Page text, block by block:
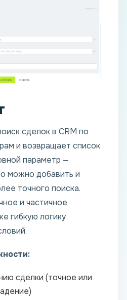
сделок в CRM по
и возвращает список
параметр —
можно добавить и
точного поиска.
и частичное
гибкую логику
сделки (точное или